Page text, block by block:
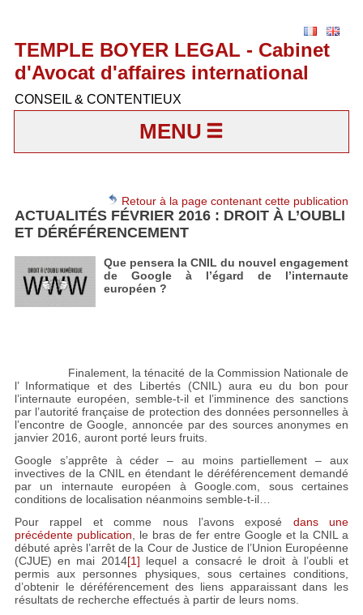
TEMPLE BOYER LEGAL - Cabinet
d'Avocat d'affaires international
CONSEIL & CONTENTIEUX
MENU
Retour à la page contenant cette publication
ACTUALITÉS FÉVRIER 2016 : DROIT À L’OUBLI
ET DÉRÉFÉRENCEMENT
Que pensera la CNIL du nouvel engagement
de Google à l’égard de l’internaute
européen ?
Finalement, la ténacité de la Commission Nationale de
l’ Informatique et des Libertés (CNIL) aura eu du bon pour
l’internaute européen, semble-t-il et l’imminence des sanctions
par l’autorité française de protection des données personnelles à
l’encontre de Google, annoncée par des sources anonymes en
janvier 2016, auront porté leurs fruits.
Google s’apprête à céder – au moins partiellement – aux
invectives de la CNIL en étendant le déréférencement demandé
par un internaute européen à Google.com, sous certaines
conditions de localisation néanmoins semble-t-il…
Pour rappel et comme nous l’avons exposé dans une
précédente publication , le bras de fer entre Google et la CNIL a
débuté après l’arrêt de la Cour de Justice de l’Union Européenne
(CJUE) en mai 2014[1] lequel a consacré le droit à l’oubli et
permis aux personnes physiques, sous certaines conditions,
d’obtenir le déréférencement des liens apparaissant dans les
résultats de recherche effectués à partir de leurs noms.